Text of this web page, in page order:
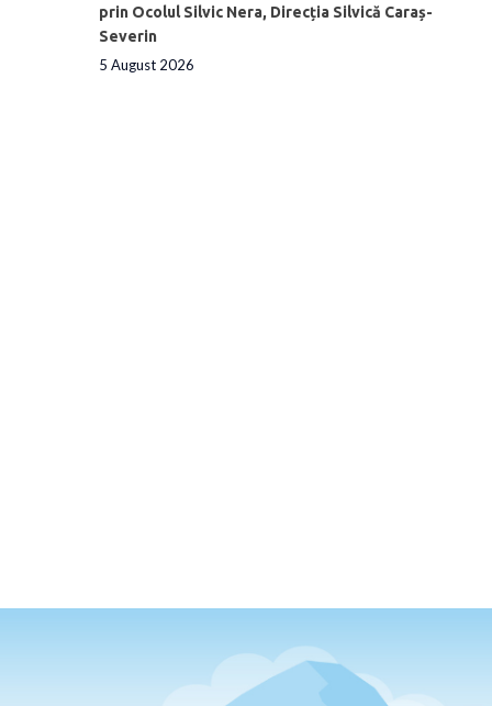
prin Ocolul Silvic Nera, Direcția Silvică Caraș-
Severin
5 August 2026